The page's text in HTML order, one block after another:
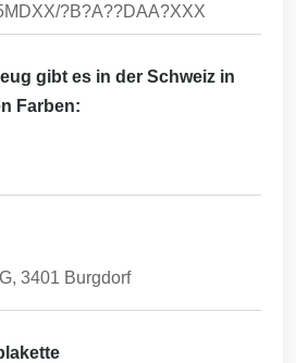
?B?A??DAA?XXX
gibt es in der Schweiz in
Farben:
3401 Burgdorf